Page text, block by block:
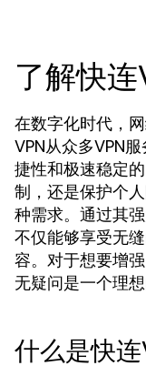
了解快
在数字化时代，
VPN从众多VPN
捷性和极速稳定
制，还是保护个
种需求。通过其
不仅能够享受无
容。对于想要增
无疑问是一个理想
什么是快连